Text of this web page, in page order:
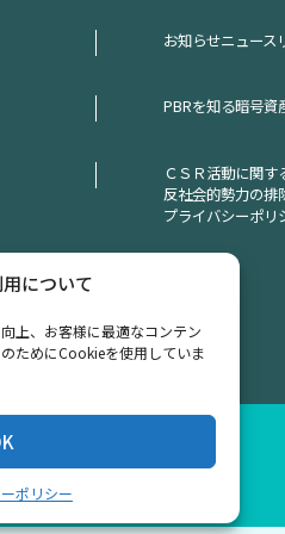
について
上、お客様に最適なコンテン
ためにCookieを使用していま
ポリシー
お知らせニュース
PBRを知る暗号資
ＣＳＲ活動に関す
反社会的勢力の排
プライバシーポリ